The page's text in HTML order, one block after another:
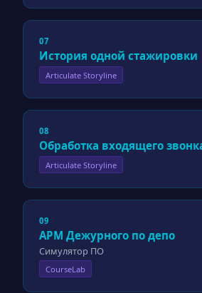
07
История одной стажировки
Articulate Storyline
08
Обработка входящего
Articulate Storyline
09
АРМ Дежурного по депо
Симулятор ПО
CourseLab